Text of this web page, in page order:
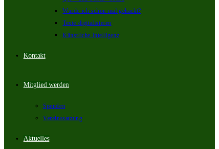
Wurde ich schon mal gehackt?
Texte digitalisieren
Künstliche Intelligenz
Kontakt
Mitglied werden
Spenden
Vereinssatzung
Aktuelles